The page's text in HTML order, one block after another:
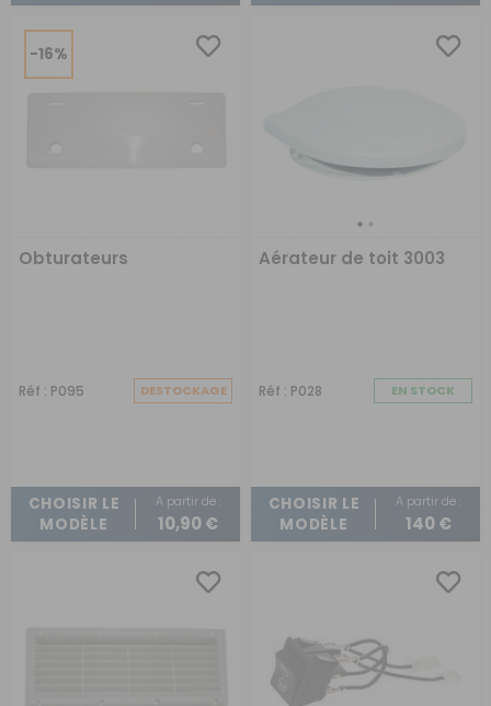
-16%
Obturateurs
Réf : P095 DESTOCKAGE
CHOISIR LE
MODÈLE
A partir de :
10,90 €
Aérateur de toit 3003
Réf : P028 EN STOCK
CHOISIR LE
MODÈLE
A partir de :
140 €